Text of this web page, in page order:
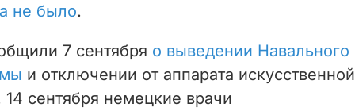
не было.
7 сентября о выведении Навального
и отключении от аппарата искусственной
14 сентября немецкие врачи